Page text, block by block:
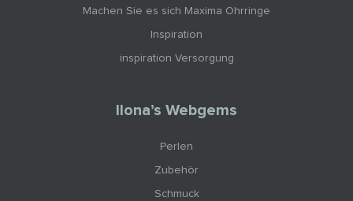
Machen Sie es sich Maxima Ohrringe
Inspiration
inspiration Versorgung
Ilona’s Webgems
Perlen
Zubehör
Schmuck